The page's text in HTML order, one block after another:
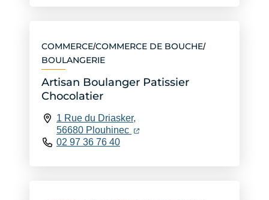
COMMERCE/COMMERCE DE BOUCHE/
BOULANGERIE
Artisan Boulanger Patissier
Chocolatier
1 Rue du Driasker,
56680 Plouhinec (ouverture dans un nouvel
(ouverture dans un nouvel
02 97 36 76 40